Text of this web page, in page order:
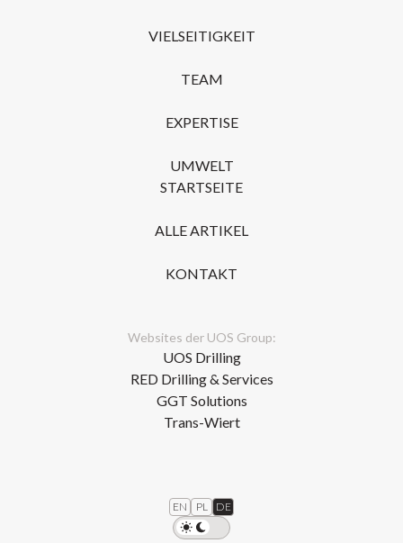
VIELSEITIGKEIT
TEAM
EXPERTISE
UMWELT
STARTSEITE
ALLE ARTIKEL
KONTAKT
Websites der UOS Group:
UOS Drilling
RED Drilling & Services
GGT Solutions
Trans-Wiert
EN PL DE